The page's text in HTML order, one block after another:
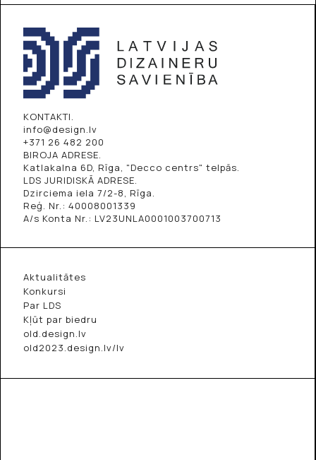
KONTAKTI.
info@design.lv
+371 26 482 200
BIROJA ADRESE.
Katlakalna 6D, Rīga, "Decco centrs" telpās.
LDS JURIDISKĀ ADRESE.
Dzirciema iela 7/2-8, Rīga.
Reģ. Nr.: 40008001339
A/s Konta Nr.: LV23UNLA0001003700713
Aktualitātes
Konkursi
Par LDS
Kļūt par biedru
old.design.lv
old2023.design.lv/lv